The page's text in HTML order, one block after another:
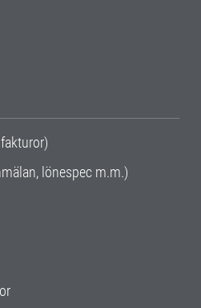
lönespec m.m.)